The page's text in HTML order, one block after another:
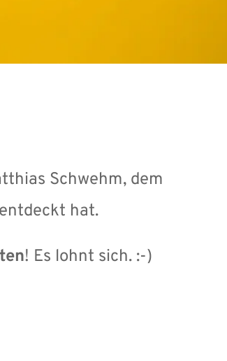
entdeckt hat.
! Es lohnt sich. :-)